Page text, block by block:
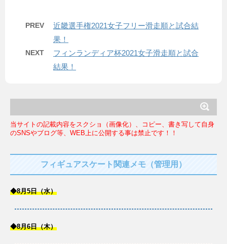
PREV
近畿選手権2021女子フリー滑走順と試合結
果！
NEXT
フィンランディア杯2021女子滑走順と試合
結果！
当サイトの記載内容をスクショ（画像化）、コピー、書き写して自身
のSNSやブログ等、WEB上に公開する事は禁止です！！
フィギュアスケート関連メモ（管理用）
◆8月5日（水）
◆8月6日（木）